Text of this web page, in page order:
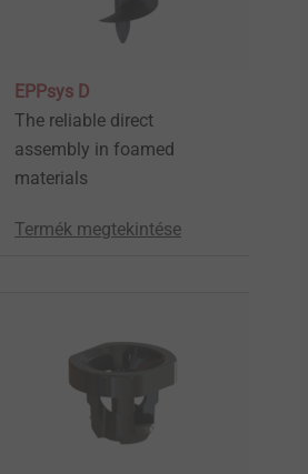
EPPsys D
The reliable direct
assembly in foamed
materials
Termék megtekintése